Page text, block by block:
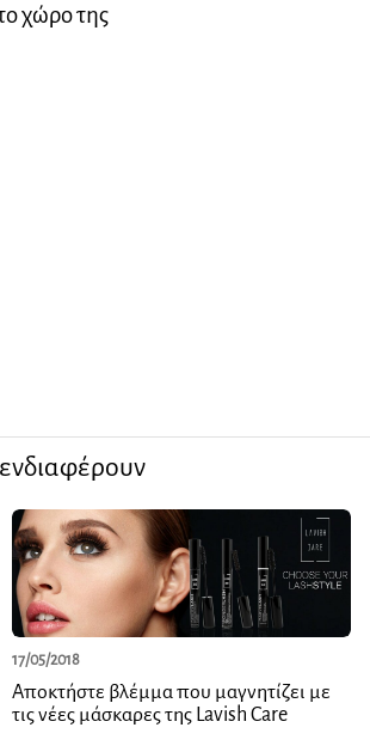
χώρο της
17/05/2018
Αποκτήστε βλέμμα που μαγνητίζει με
τις νέες μάσκαρες της Lavish Care